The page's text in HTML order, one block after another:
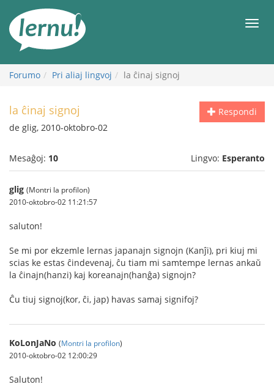
enhavo
Forumo Pri aliaj lingvoj la ĉinaj signoj
Respondi
la ĉinaj signoj
de glig, 2010-oktobro-02
Mesaĝoj: 10 Lingvo: Esperanto
glig (Montri la profilon)
2010-oktobro-02 11:21:57
saluton!
Se mi por ekzemle lernas japanajn signojn (Kanĵi), pri kiuj mi
scias ke estas ĉindevenaj, ĉu tiam mi samtempe lernas ankaŭ
la ĉinajn(hanzi) kaj koreanajn(hanĝa) signojn?
Ĉu tiuj signoj(kor, ĉi, jap) havas samaj signifoj?
KoLonJaNo (Montri la profilon)
2010-oktobro-02 12:00:29
Saluton!